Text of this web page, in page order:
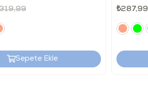
Sepete Ekle
₺287,99